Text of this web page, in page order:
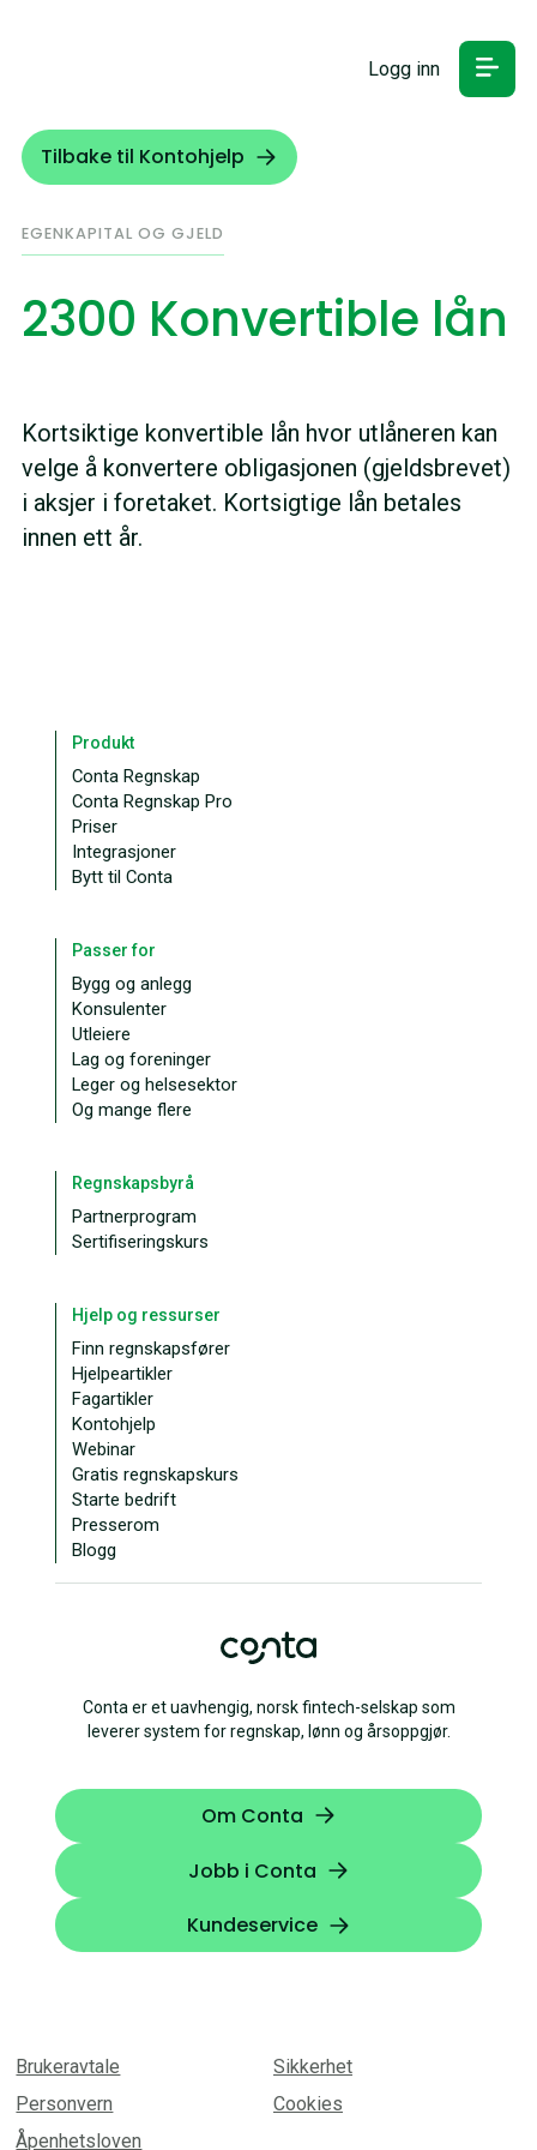
Logg inn
Tilbake til Kontohjelp
EGENKAPITAL OG GJELD
2300 Konvertible lån
Kortsiktige konvertible lån hvor utlåneren kan
velge å konvertere obligasjonen (gjeldsbrevet)
i aksjer i foretaket. Kortsigtige lån betales
innen ett år.
Conta er et uavhengig, norsk fintech-selskap som
leverer system for regnskap, lønn og årsoppgjør.
Om Conta
Jobb i Conta
Kundeservice
Produkt
Conta Regnskap
Conta Regnskap Pro
Priser
Integrasjoner
Bytt til Conta
Passer for
Bygg og anlegg
Konsulenter
Utleiere
Lag og foreninger
Leger og helsesektor
Og mange flere
Regnskapsbyrå
Partnerprogram
Sertifiseringskurs
Hjelp og ressurser
Finn regnskapsfører
Hjelpeartikler
Fagartikler
Kontohjelp
Webinar
Gratis regnskapskurs
Starte bedrift
Presserom
Blogg
Brukeravtale
Sikkerhet
Personvern
Cookies
Åpenhetsloven